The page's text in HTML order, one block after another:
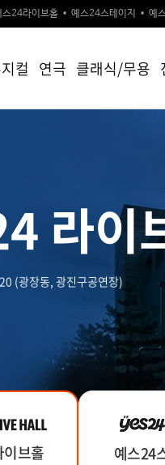
스24라이브홀 예스24스테이지 예
컬 연극 클래식/무용
라이
(광장동, 광진구공연장)
브홀 예스24